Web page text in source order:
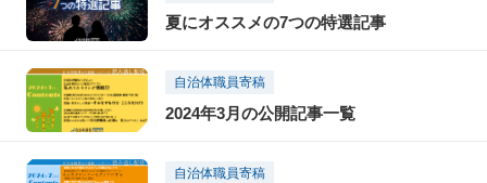
夏にオススメの7つの特選記事
自治体職員寄稿
2024年3月の公開記事一覧
自治体職員寄稿